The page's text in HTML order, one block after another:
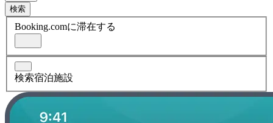
検索
Booking.comに滞在する
検索宿泊施設